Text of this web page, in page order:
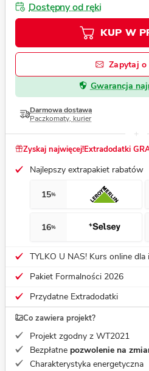
Dostępny od ręki
KUP W
Zapytaj
Gwarancja
Darmowa dostawa
Paczkomaty, kurier
Zyskaj najwięcej!Extradodatki
Najlepszy extrapakiet rabatów
15%
16%
TYLKO U NAS! Kurs online
Pakiet Formalności 2026
Przydatne Extradodatki
Co zawiera projekt?
Projekt zgodny z WT2021
Bezpłatne pozwolenie na
Charakterystyka energetyczna